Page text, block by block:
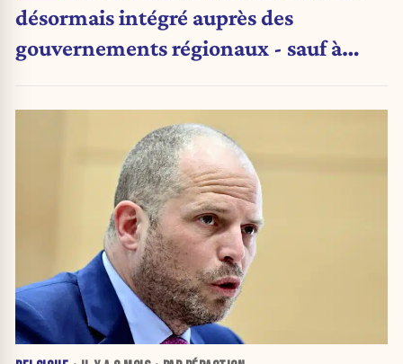
désormais intégré auprès des
gouvernements régionaux - sauf à